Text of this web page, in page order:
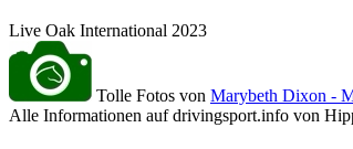
Live Oak International 2023
Tolle Fotos von Marybeth Dixon -
Alle Informationen auf drivingsport.info von